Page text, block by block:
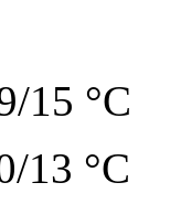
15 °C
13 °C